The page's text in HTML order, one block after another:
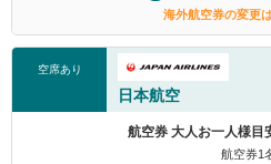
海外航空券の変更
空席あり
日本航空
航空券 大人お一人様目
航空券1